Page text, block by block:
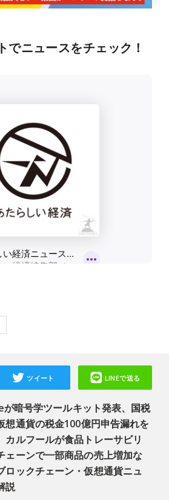
でニュースをチェック！
暗号学ツールキット発表、国税
想通貨の税金100億円申告漏れを
カルフールが食品トレーサビリ
ェーンで一部商品の売上増加な
ロックチェーン・仮想通貨ニュ
説
ツイート LINEで送る